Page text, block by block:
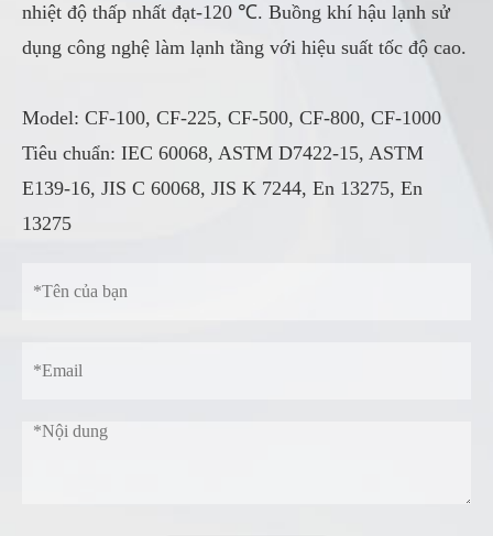
nhiệt độ thấp nhất đạt-120 ℃. Buồng khí hậu lạnh sử
dụng công nghệ làm lạnh tầng với hiệu suất tốc độ cao.
Model: CF-100, CF-225, CF-500, CF-800, CF-1000
Tiêu chuẩn: IEC 60068, ASTM D7422-15, ASTM
E139-16, JIS C 60068, JIS K 7244, En 13275, En
13275